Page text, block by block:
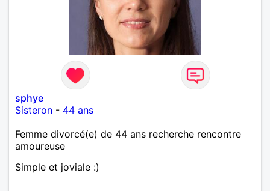
sphye
Sisteron - 44 ans
Femme divorcé(e) de 44 ans recherche rencontre
amoureuse
Simple et joviale :)